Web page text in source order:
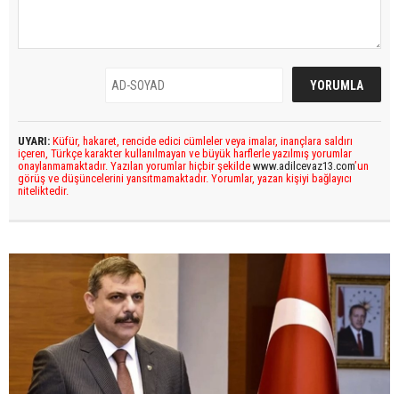
UYARI: Küfür, hakaret, rencide edici cümleler veya imalar, inançlara saldırı
içeren, Türkçe karakter kullanılmayan ve büyük harflerle yazılmış yorumlar
onaylanmamaktadır. Yazılan yorumlar hiçbir şekilde www.adilcevaz13.com’un
görüş ve düşüncelerini yansıtmamaktadır. Yorumlar, yazan kişiyi bağlayıcı
niteliktedir.